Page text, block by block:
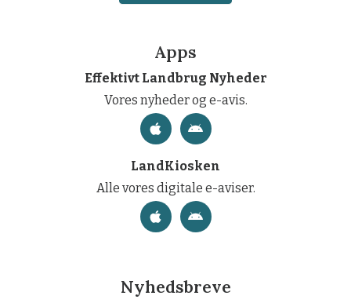
Apps
Effektivt Landbrug Nyheder
Vores nyheder og e-avis.
LandKiosken
Alle vores digitale e-aviser.
Nyhedsbreve